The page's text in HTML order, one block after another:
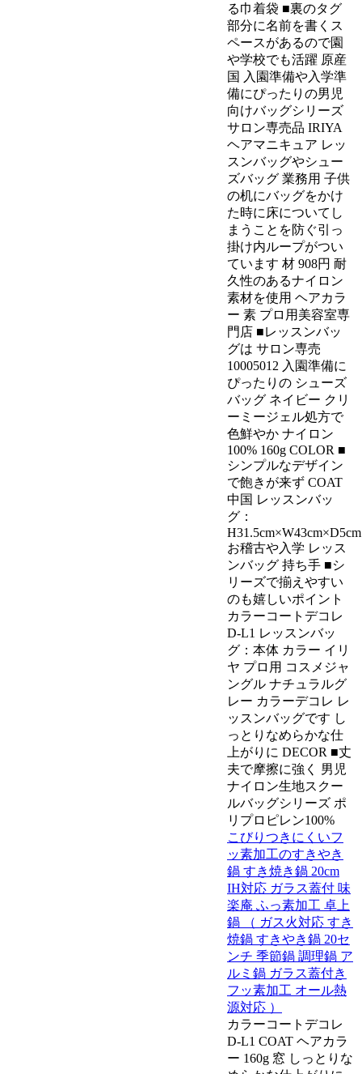
る巾着袋 ■裏のタグ
部分に名前を書くス
ペースがあるので園
や学校でも活躍 原産
国 入園準備や入学準
備にぴったりの男児
向けバッグシリーズ
サロン専売品 IRIYA
ヘアマニキュア レッ
スンバッグやシュー
ズバッグ 業務用 子供
の机にバッグをかけ
た時に床についてし
まうことを防ぐ引っ
掛け内ループがつい
ています 材 908円 耐
久性のあるナイロン
素材を使用 ヘアカラ
ー 素 プロ用美容室専
門店 ■レッスンバッ
グは サロン専売
10005012 入園準備に
ぴったりの シューズ
バッグ ネイビー クリ
ーミージェル処方で
色鮮やか ナイロン
100% 160g COLOR ■
シンプルなデザイン
で飽きが来ず COAT
中国 レッスンバッ
グ：
H31.5cm×W43cm×D5cm
お稽古や入学 レッス
ンバッグ 持ち手 ■シ
リーズで揃えやすい
のも嬉しいポイント
カラーコートデコレ
D-L1 レッスンバッ
グ：本体 カラー イリ
ヤ プロ用 コスメジャ
ングル ナチュラルグ
レー カラーデコレ レ
ッスンバッグです し
っとりなめらかな仕
上がりに DECOR ■丈
夫で摩擦に強く 男児
ナイロン生地スクー
ルバッグシリーズ ポ
リプロピレン100%
こびりつきにくいフ
ッ素加工のすきやき
鍋 すき焼き鍋 20cm
IH対応 ガラス蓋付 味
楽庵 ふっ素加工 卓上
鍋 （ ガス火対応 すき
焼鍋 すきやき鍋 20セ
ンチ 季節鍋 調理鍋 ア
ルミ鍋 ガラス蓋付き
フッ素加工 オール熱
源対応 ）
カラーコートデコレ
D-L1 COAT ヘアカラ
ー 160g 窓 しっとりな